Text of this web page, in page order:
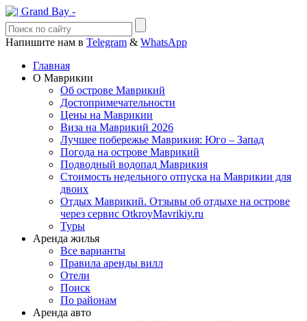
Напишите нам в Telegram & WhatsApp
Главная
О Маврикии
Об острове Маврикий
Достопримечательности
Цены на Маврикии
Виза на Маврикий 2026
Лучшее побережье Маврикия: Юго – Запад
Погода на острове Маврикий
Подводный водопад Маврикия
Стоимость недельного отпуска на Маврикии для
двоих
Отдых Маврикий. Отзывы об отдыхе на острове
через сервис OtkroyMavrikiy.ru
Туры
Аренда жилья
Все варианты
Правила аренды вилл
Отели
Поиск
По районам
Аренда авто